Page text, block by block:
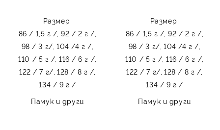
Размер
86 / 1,5 г /, 92 / 2 г /,
98 / 3 г/, 104 /4 г /,
110 / 5 г /, 116 / 6 г /,
122 / 7 г/, 128 / 8 г /,
134 / 9 г /
Памук и други
Размер
86 / 1,5 г /, 92 / 2 г /,
98 / 3 г/, 104 /4 г /,
110 / 5 г /, 116 / 6 г /,
122 / 7 г/, 128 / 8 г /,
134 / 9 г /
Памук и други